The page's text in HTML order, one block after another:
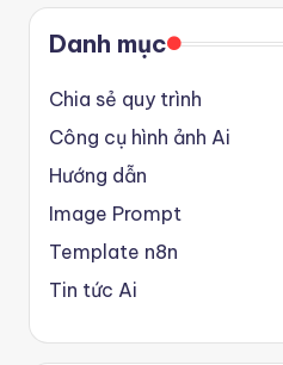
Danh mục
Chia sẻ quy trình
Công cụ hình ảnh Ai
Hướng dẫn
Image Prompt
Template n8n
Tin tức Ai